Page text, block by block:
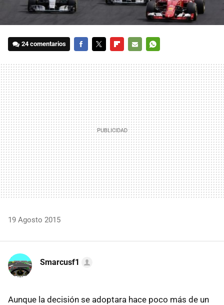
24 comentarios
MAIL
19 Agosto 2015
Smarcusf1
Aunque la decisión se adoptara hace poco más de un